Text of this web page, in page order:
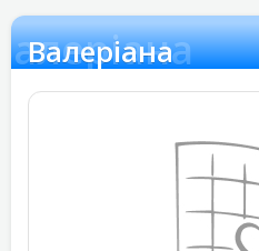
Валеріана